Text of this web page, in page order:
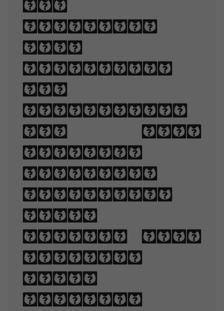
and
appealing
when
displayed.
The
arrangement
of type
involves
selecting
typefaces,
point
sizes, line
lengths,
line-
spacing,